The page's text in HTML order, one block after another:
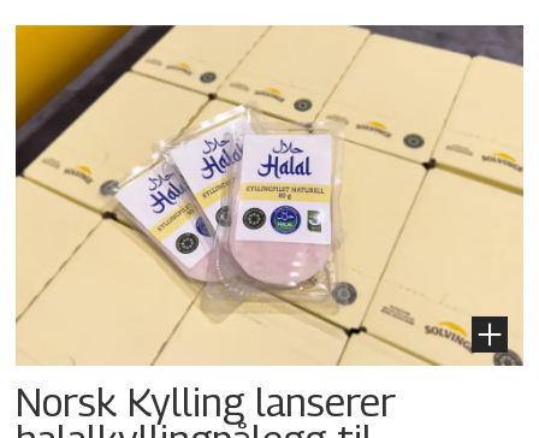
Norsk Kylling lanserer